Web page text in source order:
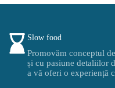
Slow food
Promovăm conceptul
și cu pasiune detaliilor
a vă oferi o experiență